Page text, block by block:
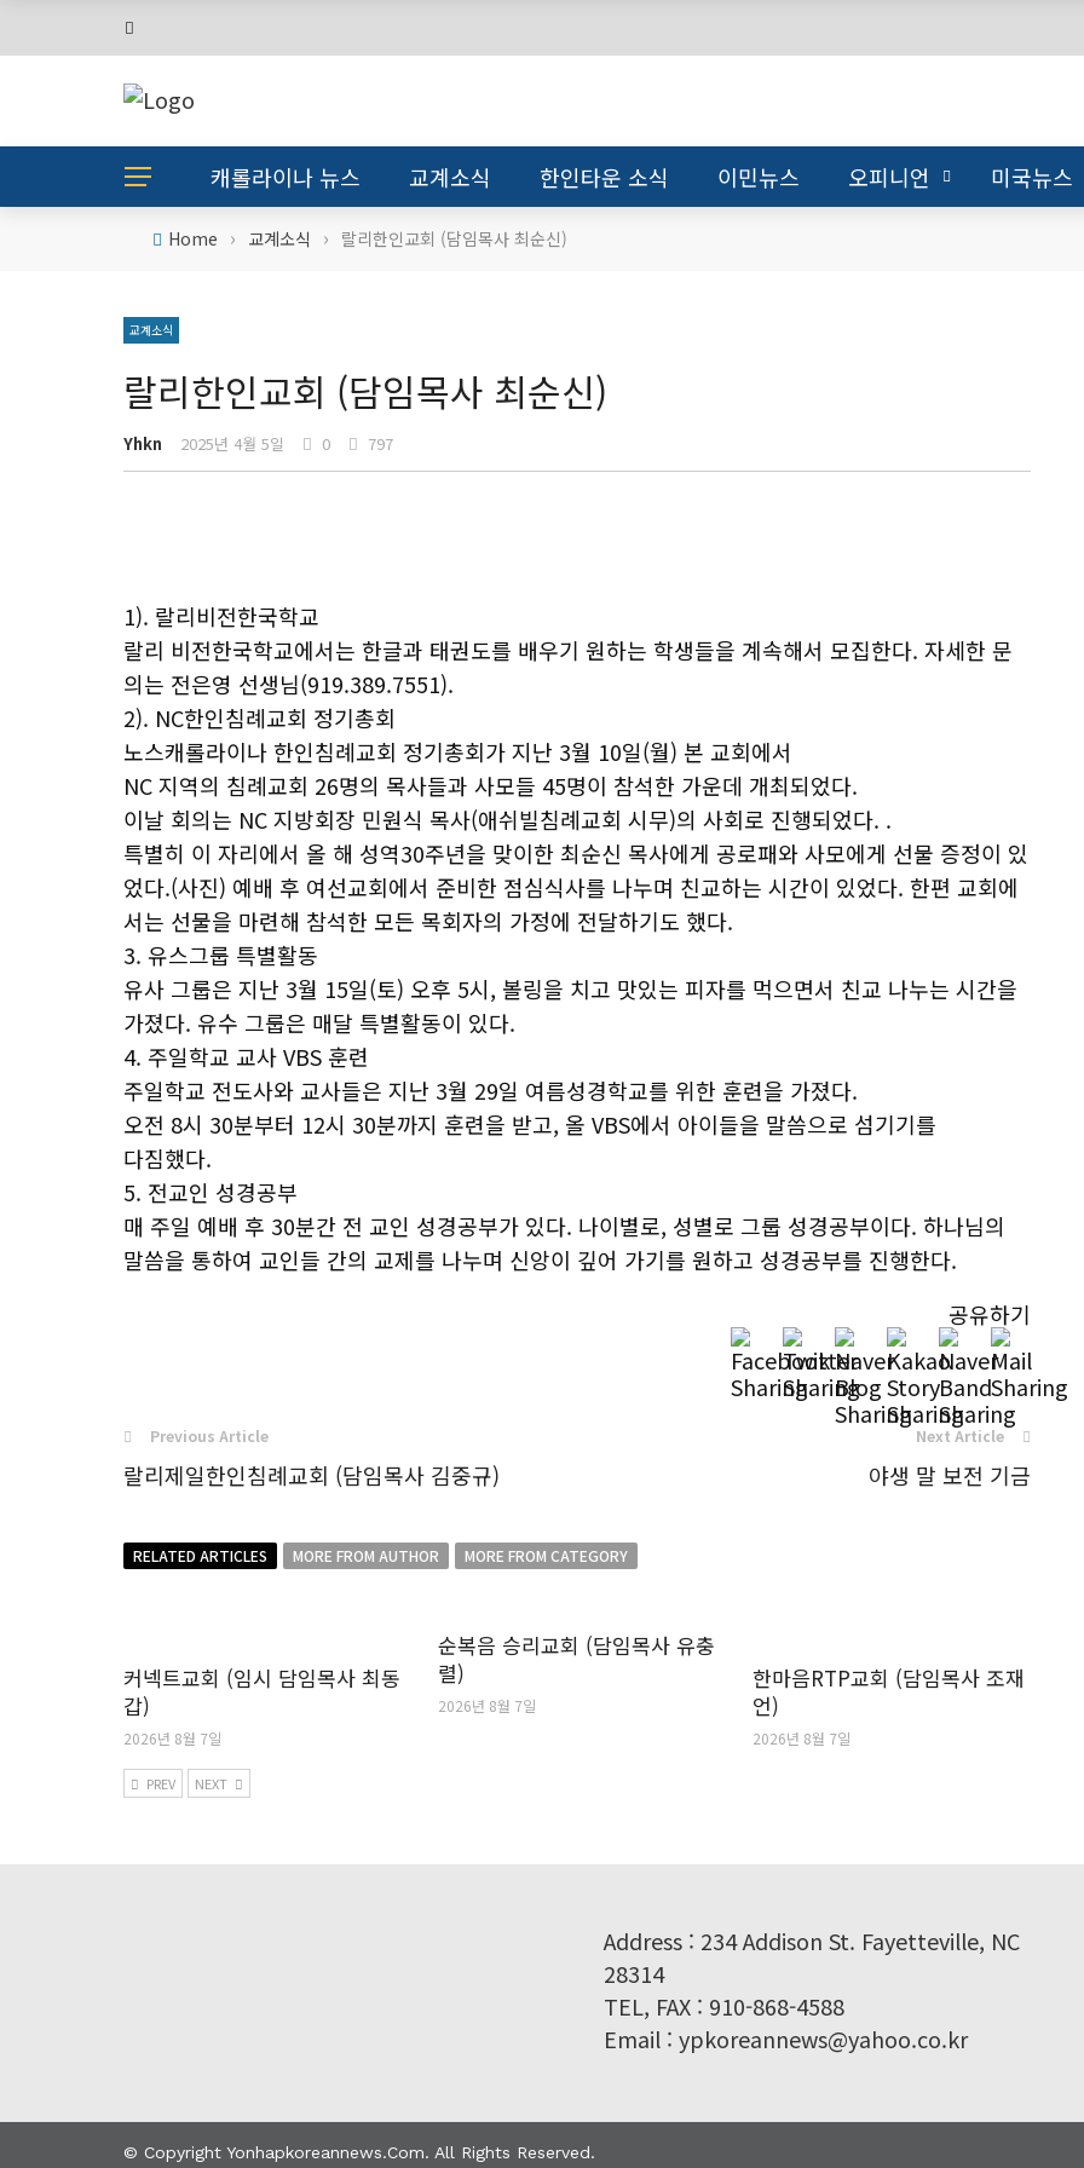
캐롤라이나 뉴스 교계소식 한인타운 소식 이민뉴스 오피니언 미국뉴스
Home › 교계소식 › 랄리한인교회 (담임목사 최순신)
교계소식
랄리한인교회 (담임목사 최순신)
Yhkn 2025년 4월 5일 0 797
1). 랄리비전한국학교
랄리 비전한국학교에서는 한글과 태권도를 배우기 원하는 학생들을 계속해서 모집한다. 자세한 문
의는 전은영 선생님(919.389.7551).
2). NC한인침례교회 정기총회
노스캐롤라이나 한인침례교회 정기총회가 지난 3월 10일(월) 본 교회에서
NC 지역의 침례교회 26명의 목사들과 사모들 45명이 참석한 가운데 개최되었다.
이날 회의는 NC 지방회장 민원식 목사(애쉬빌침례교회 시무)의 사회로 진행되었다. .
특별히 이 자리에서 올 해 성역30주년을 맞이한 최순신 목사에게 공로패와 사모에게 선물 증정이 있
었다.(사진) 예배 후 여선교회에서 준비한 점심식사를 나누며 친교하는 시간이 있었다. 한편 교회에
서는 선물을 마련해 참석한 모든 목회자의 가정에 전달하기도 했다.
3. 유스그룹 특별활동
유사 그룹은 지난 3월 15일(토) 오후 5시, 볼링을 치고 맛있는 피자를 먹으면서 친교 나누는 시간을
가졌다. 유수 그룹은 매달 특별활동이 있다.
4. 주일학교 교사 VBS 훈련
주일학교 전도사와 교사들은 지난 3월 29일 여름성경학교를 위한 훈련을 가졌다.
오전 8시 30분부터 12시 30분까지 훈련을 받고, 올 VBS에서 아이들을 말씀으로 섬기기를
다짐했다.
5. 전교인 성경공부
매 주일 예배 후 30분간 전 교인 성경공부가 있다. 나이별로, 성별로 그룹 성경공부이다. 하나님의
말씀을 통하여 교인들 간의 교제를 나누며 신앙이 깊어 가기를 원하고 성경공부를 진행한다.
공유하기
Previous Article
랄리제일한인침례교회 (담임목사 김중규)
Next Article
야생 말 보전 기금
RELATED ARTICLES MORE FROM AUTHOR MORE FROM CATEGORY
커넥트교회 (임시 담임목사 최동
갑)
2026년 8월 7일
순복음 승리교회 (담임목사 유충
렬)
2026년 8월 7일
한마음RTP교회 (담임목사 조재
언)
2026년 8월 7일
PREV NEXT
Address : 234 Addison St. Fayetteville, NC
28314
TEL, FAX : 910-868-4588
Email : ypkoreannews@yahoo.co.kr
© Copyright Yonhapkoreannews.com. All Rights Reserved.